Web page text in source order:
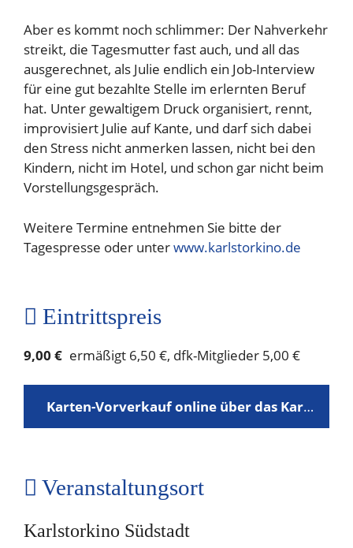
Aber es kommt noch schlimmer: Der Nahverkehr
streikt, die Tagesmutter fast auch, und all das
ausgerechnet, als Julie endlich ein Job-Interview
für eine gut bezahlte Stelle im erlernten Beruf
hat. Unter gewaltigem Druck organisiert, rennt,
improvisiert Julie auf Kante, und darf sich dabei
den Stress nicht anmerken lassen, nicht bei den
Kindern, nicht im Hotel, und schon gar nicht beim
Vorstellungsgespräch.
Weitere Termine entnehmen Sie bitte der
Tagespresse oder unterwww.karlstorkino.de
Eintrittspreis
9,00 € ermäßigt 6,50 €, dfk-Mitglieder 5,00 €
Karten-Vorverkauf online über das Karlstorkino
Veranstaltungsort
Karlstorkino Südstadt